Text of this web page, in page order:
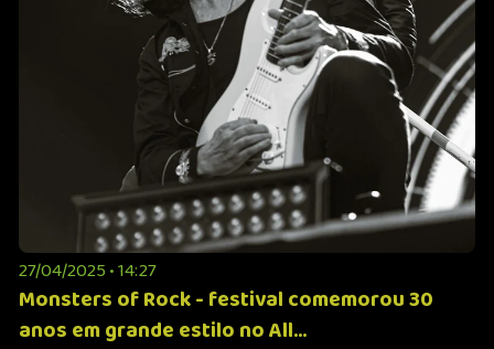
27/04/2025 • 14:27
Monsters of Rock - festival comemorou 30
anos em grande estilo no All...